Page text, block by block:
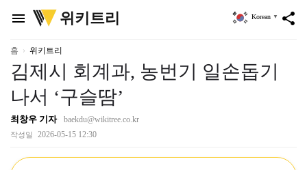
menu
위
키
리
위키트리 share
Korean ▼
홈 위키트리
김제시 회계과, 농번기 일손돕기
나서 ‘구슬땀’
최창우 기자 baekdu@wikitree.co.kr
작성일 2026-05-15 12:30